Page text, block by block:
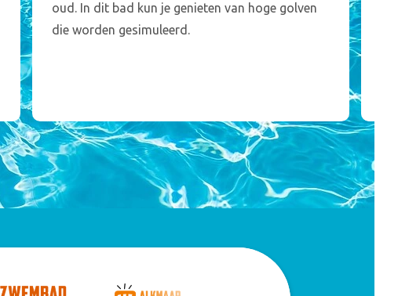
oud. In dit bad kun je genieten van hoge golven
die worden gesimuleerd.